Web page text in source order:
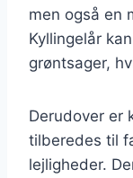
men også en
Kyllingelår
grøntsager,
Derudover er
tilberedes til
lejligheder.